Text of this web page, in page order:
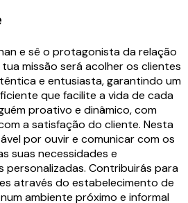
e sê o protagonista da relação
missão será acolher os clientes
e entusiasta, garantindo um
que facilite a vida de cada
proativo e dinâmico, com
a satisfação do cliente. Nesta
por ouvir e comunicar com os
suas necessidades e
personalizadas. Contribuirás para
através do estabelecimento de
ambiente próximo e informal